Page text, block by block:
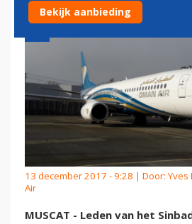
13 december 2017 - 9:28 | Door:Yves
Air
MUSCAT - Leden van het
Bekijk aanbieding